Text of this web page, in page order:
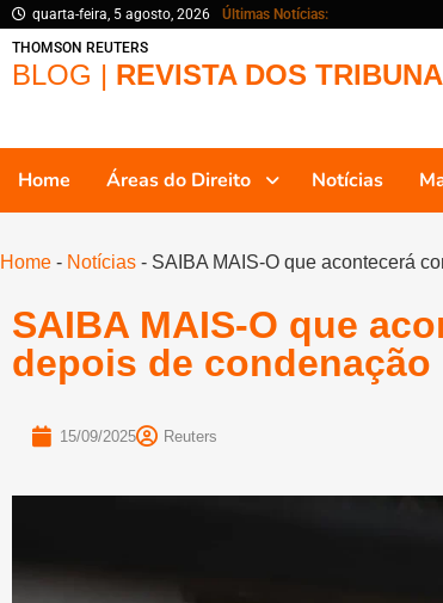
quarta-feira, 5 agosto, 2026
Últimas Notícias:
THOMSON REUTERS
BLOG | REVISTA DOS
Home Áreas do Direito Notícias
Home - Notícias - SAIBA MAIS-O que acontecerá
SAIBA MAIS-O que
depois de
15/09/2025 Reuters